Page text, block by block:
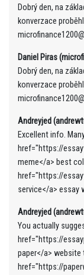
Dobrý den, na
konverzace
Daniel Piras
Dobrý den, na
konverzace
Andreyjed
Excellent info.
href="https://
meme</a> best
href="https://
service</a> essay
Andreyjed
You actually
href="https://
paper</a>
href="https://